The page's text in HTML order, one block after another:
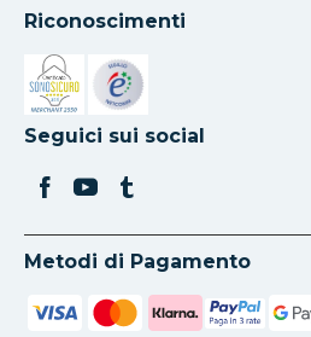
Riconoscimenti
Si apre in una nuova scheda
Si apre in una nuova scheda
Seguici sui social
Metodi di Pagamento